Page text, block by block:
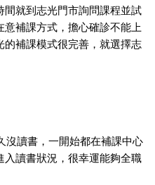
就到志光門市詢問課程並試
補課方式，擔心確診不能上
補課模式很完善，就選擇志
沒讀書，一開始都在補課中心
讀書狀況，很幸運能夠全職